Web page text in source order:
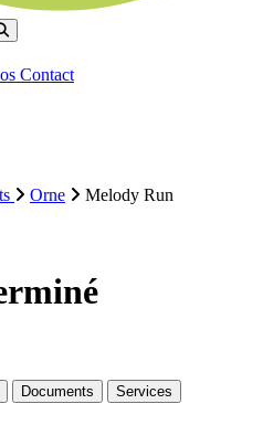
Contact
Orne
Melody Run
Documents
Services